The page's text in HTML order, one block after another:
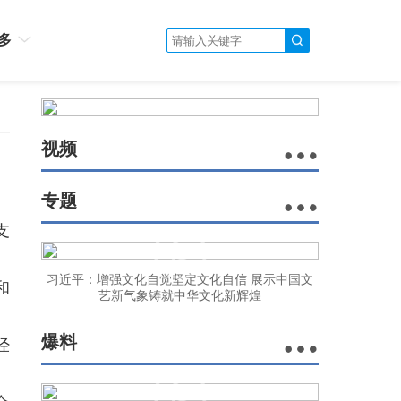
视频
专题
习近平：增强文化自觉坚定文化自信 展示中国文
艺新气象铸就中华文化新辉煌
爆料